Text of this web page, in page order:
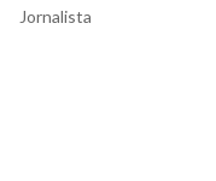
Jornalista